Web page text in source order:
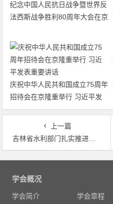
纪念中国人民抗日战争暨世界反
法西斯战争胜利80周年大会在京
阅兵仪式 习近平发表重要讲话
庆祝中华人民共和国成立75周年
招待会在京隆重举行 习近平发
表重要讲话
上一篇
吉林省水利部门扎实推进水生态文明建设
文
学会概况
学会简介 学会章程